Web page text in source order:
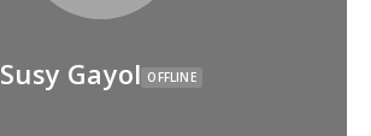
Susy Gayol OFFLINE